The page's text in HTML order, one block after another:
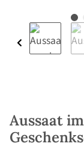
Aussaat